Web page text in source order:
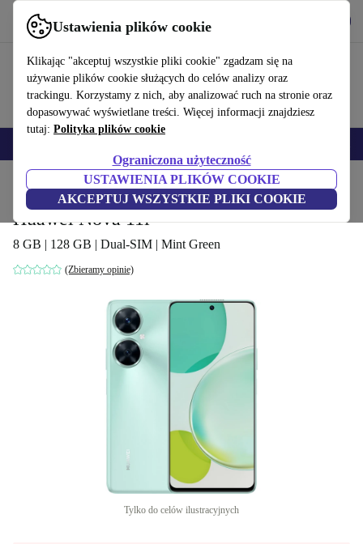
Ustawienia plików cookie
Klikając "akceptuj wszystkie pliki cookie" zgadzam się na
używanie plików cookie służących do celów analizy oraz
trackingu. Korzystamy z nich, aby analizować ruch na stronie oraz
dopasowywać wyświetlane treści. Więcej informacji znajdziesz
tutaj: Polityka plików cookie
Ograniczona użyteczność
USTAWIENIA PLIKÓW COOKIE
AKCEPTUJ WSZYSTKIE PLIKI COOKIE
Korzystaj z refurbed szybko i łatwo
Produkty Telefony i smartfony Telefony Huawei
Huawei Nova 11i
8 GB | 128 GB | Dual-SIM | Mint Green
(Zbieramy opinie)
Tylko do celów ilustracyjnych